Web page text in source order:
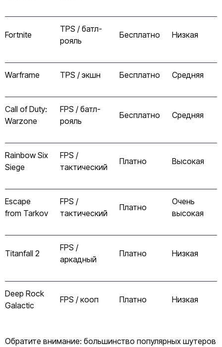
Fortnite
TPS / батл-
рояль
Бесплатно Низкая
Warframe TPS / экшн Бесплатно Средняя
Call of Duty:
Warzone
FPS / батл-
рояль
Бесплатно Средняя
Rainbow Six
Siege
FPS /
тактический
Платно Высокая
Escape
from Tarkov
FPS /
тактический
Платно
Очень
высокая
Titanfall 2
FPS /
аркадный
Платно Низкая
Deep Rock
Galactic
FPS / кооп Платно Низкая
Обратите внимание: большинство популярных шутеров